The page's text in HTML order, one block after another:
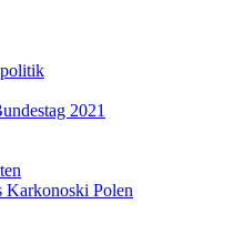
2021
Karkonoski Polen